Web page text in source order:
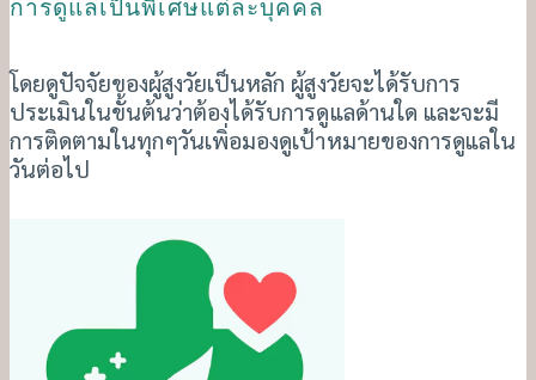
การดูแลเป็นพิเศษแต่ละบุคคล
โดยดูปัจจัยของผู้สูงวัยเป็นหลัก ผู้สูงวัยจะได้รับการ
ประเมินในขั้นต้นว่าต้องได้รับการดูแลด้านใด และจะมี
การติดตามในทุกๆวันเพิ่อมองดูเป้าหมายของการดูแลใน
วันต่อไป